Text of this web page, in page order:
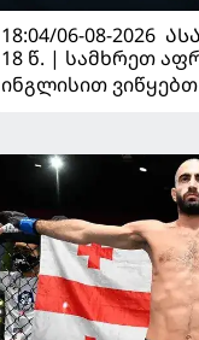
18:04/06-08-2026
18 წ. | სამხრეთ
ინგლისით ვიწყებთ